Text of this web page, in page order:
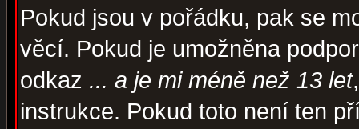
Pokud jsou v pořádku, pak se
věcí. Pokud je umožněna
odkaz ... a je mi méně než 13 let
instrukce. Pokud toto není ten